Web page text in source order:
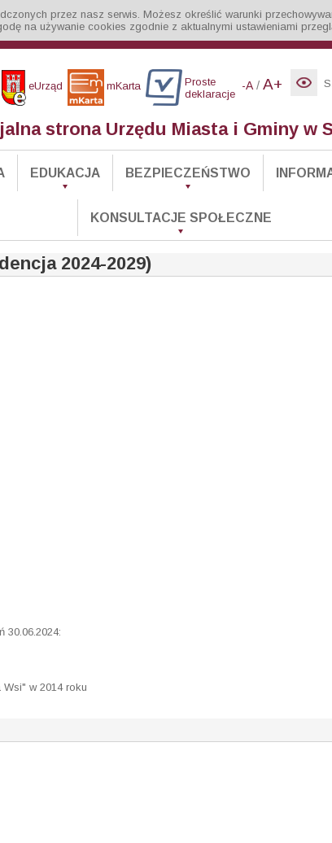
przez nasz serwis. Możesz określić warunki
na używanie cookies zgodnie z aktualnymi ustawieniami
eUrząd mKarta
Proste
deklaracje
-A / A+
strona Urzędu Miasta i Gminy w
EDUKACJA BEZPIECZEŃSTWO
KONSULTACJE SPOŁECZNE
2024-2029)
30.06.2024:
w 2014 roku